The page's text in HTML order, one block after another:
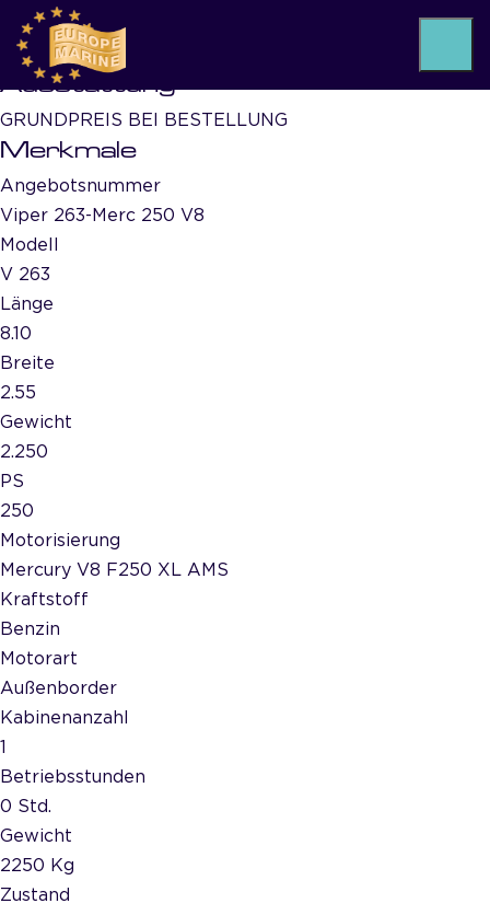
VIPER V 263 Mercury V8
F250 XL AMS
Ausstattung
GRUNDPREIS BEI BESTELLUNG
Merkmale
Angebotsnummer
Viper 263-Merc 250 V8
Modell
V 263
Länge
8.10
Breite
2.55
Gewicht
2.250
PS
250
Motorisierung
Mercury V8 F250 XL AMS
Kraftstoff
Benzin
Motorart
Außenborder
Kabinenanzahl
Betriebsstunden
0 Std.
Gewicht
2250 Kg
Zustand